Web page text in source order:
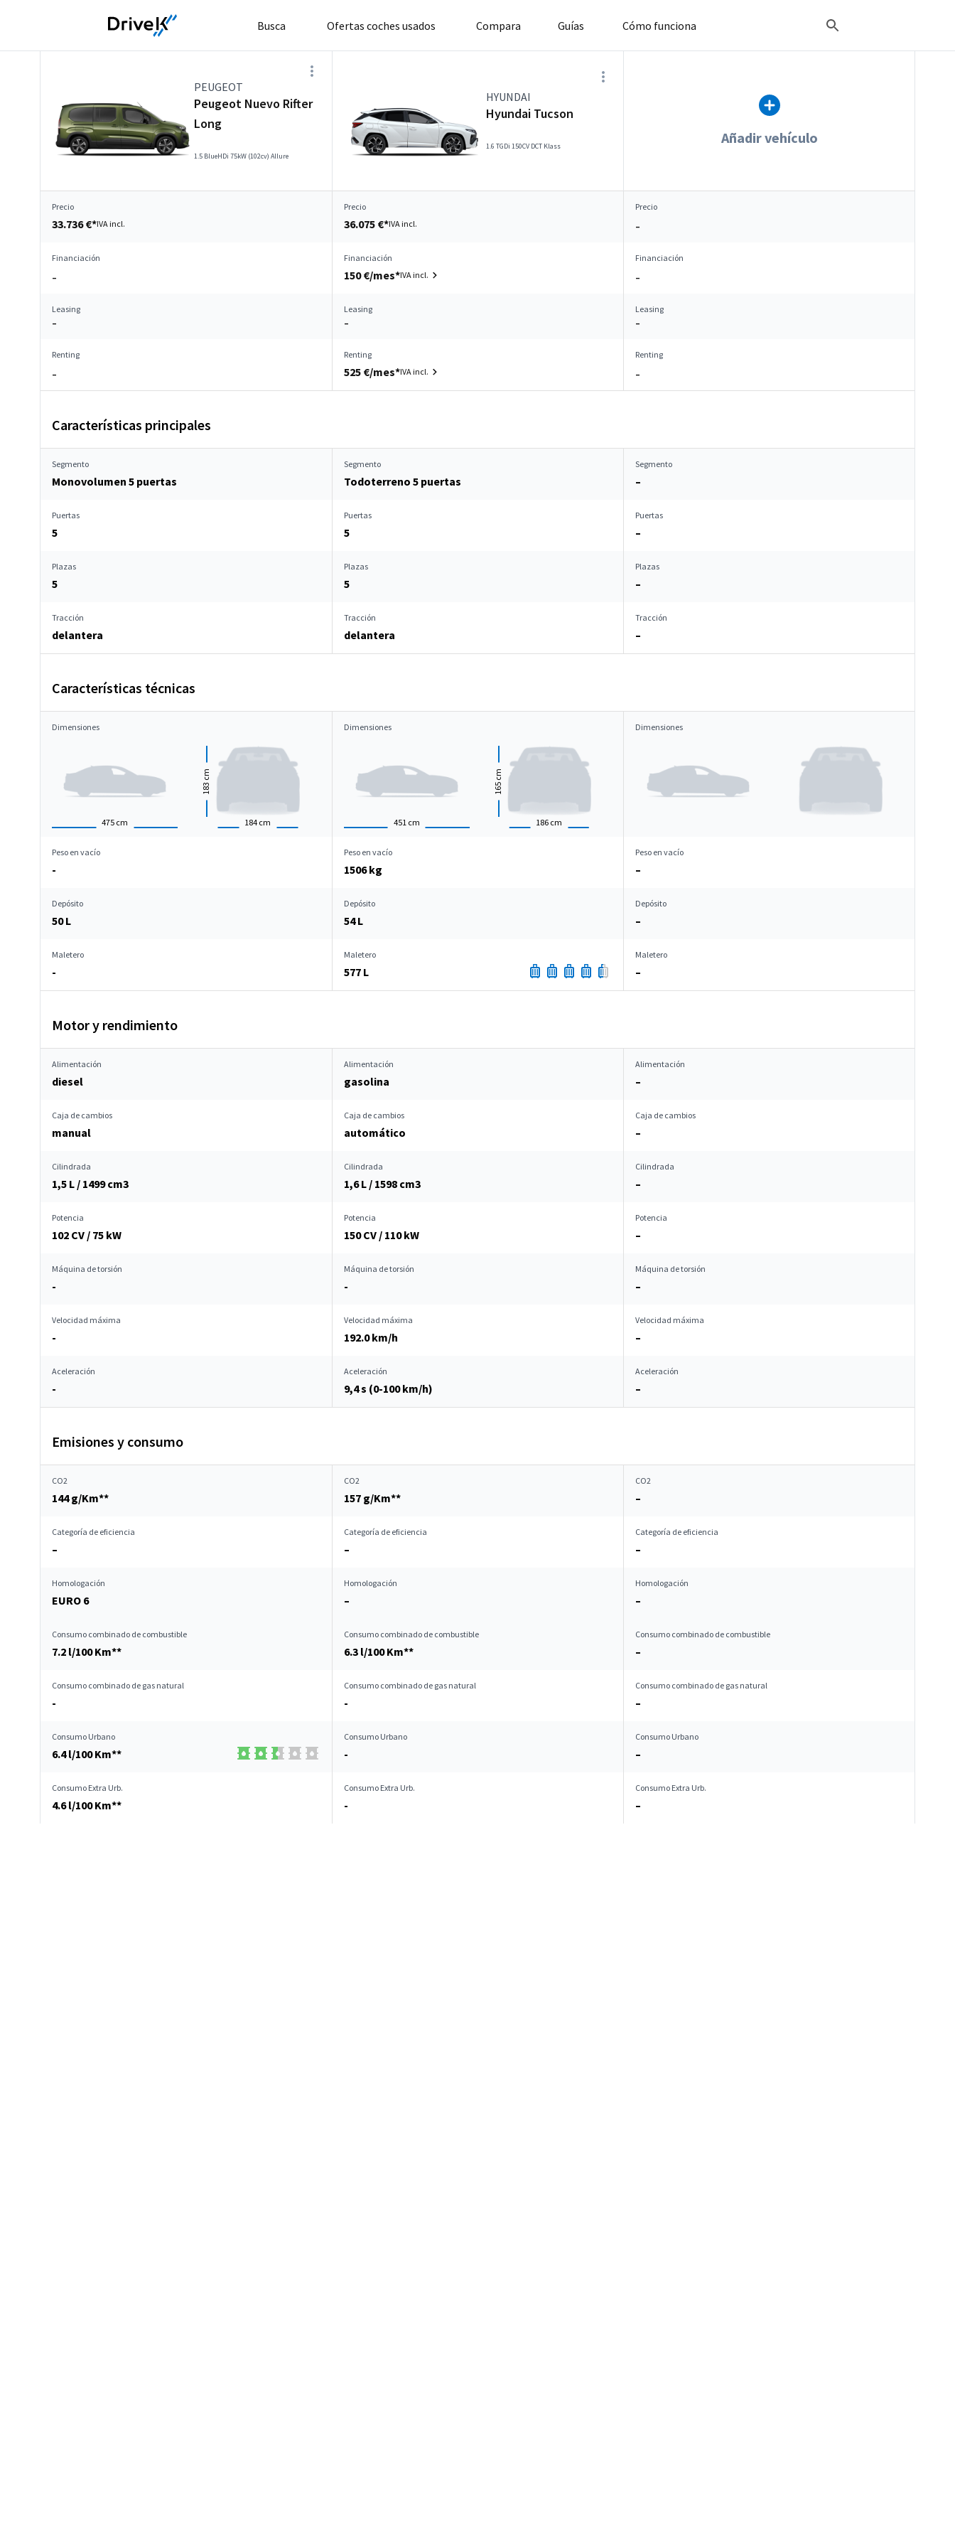
Busca Ofertas coches usados Compara Guías Cómo funciona
PEUGEOT
Peugeot Nuevo Rifter
Long
1.5 BlueHDi 75kW (102cv) Allure
HYUNDAI
Hyundai Tucson
1.6 TGDi 150CV DCT Klass Añadir vehículo
Precio
33.736 €*IVA incl.
Precio
36.075 €*IVA incl.
Precio
–
Financiación
–
Financiación
150 €/mes*IVA incl.
Financiación
–
Leasing
–
Leasing
–
Leasing
–
Renting
–
Renting
525 €/mes*IVA incl.
Renting
–
Características principales
Segmento
Monovolumen 5 puertas
Segmento
Todoterreno 5 puertas
Segmento
–
Puertas
5
Puertas
5
Puertas
–
Plazas
5
Plazas
5
Plazas
–
Tracción
delantera
Tracción
delantera
Tracción
–
Características técnicas
Dimensiones
475 cm 184 cm
183
cm
Dimensiones
451 cm 186 cm
165
cm
Dimensiones
Peso en vacío
-
Peso en vacío
1506 kg
Peso en vacío
–
Depósito
50 L
Depósito
54 L
Depósito
–
Maletero
-
Maletero
577 L
Maletero
–
Motor y rendimiento
Alimentación
diesel
Alimentación
gasolina
Alimentación
–
Caja de cambios
manual
Caja de cambios
automático
Caja de cambios
–
Cilindrada
1,5 L / 1499 cm3
Cilindrada
1,6 L / 1598 cm3
Cilindrada
–
Potencia
102 CV / 75 kW
Potencia
150 CV / 110 kW
Potencia
–
Máquina de torsión
-
Máquina de torsión
-
Máquina de torsión
–
Velocidad máxima
-
Velocidad máxima
192.0 km/h
Velocidad máxima
–
Aceleración
-
Aceleración
9,4 s (0-100 km/h)
Aceleración
–
Emisiones y consumo
CO2
144 g/Km**
CO2
157 g/Km**
CO2
–
Categoría de eficiencia
–
Categoría de eficiencia
–
Categoría de eficiencia
–
Homologación
EURO 6
Homologación
–
Homologación
–
Consumo combinado de combustible
7.2 l/100 Km**
Consumo combinado de combustible
6.3 l/100 Km**
Consumo combinado de combustible
–
Consumo combinado de gas natural
-
Consumo combinado de gas natural
-
Consumo combinado de gas natural
–
Consumo Urbano
6.4 l/100 Km**
Consumo Urbano
-
Consumo Urbano
–
Consumo Extra Urb.
4.6 l/100 Km**
Consumo Extra Urb.
-
Consumo Extra Urb.
–